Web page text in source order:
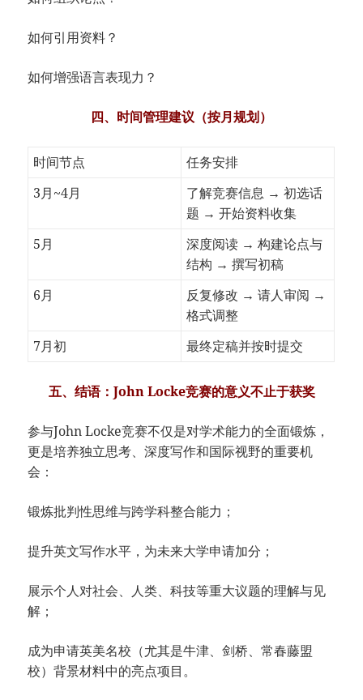
如何引用资料？
如何增强语言表现力？
四、时间管理建议（按月规划）
时间节点
任务安排
3月~4月
了解竞赛信息 → 初选话
题 → 开始资料收集
5月
深度阅读 → 构建论点与
结构 → 撰写初稿
6月
反复修改 → 请人审阅 →
格式调整
7月初
最终定稿并按时提交
五、结语：John Locke竞赛的意义不止于获奖
参与John Locke竞赛不仅是对学术能力的全面锻炼，
更是培养独立思考、深度写作和国际视野的重要机
会：
锻炼批判性思维与跨学科整合能力；
提升英文写作水平，为未来大学申请加分；
展示个人对社会、人类、科技等重大议题的理解与见
解；
成为申请英美名校（尤其是牛津、剑桥、常春藤盟
校）背景材料中的亮点项目。